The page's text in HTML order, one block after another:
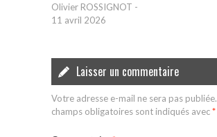
Olivier ROSSIGNOT -
11 avril 2026
Laisser un commentaire
Votre adresse e-mail ne sera pas publiée.
champs obligatoires sont indiqués avec*